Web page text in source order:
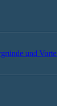
und